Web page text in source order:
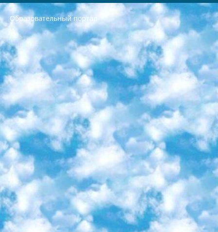
Образовательный портал
РЕСПУБЛИКА УЗБЕКИСТАН МИНИСТРЕРСТВО ДОШКОЛЬНОГО И ШКОЛЬНОГО ОБРАЗОВАНИЯ КОМАНДА в общеобразовательных учреждениях в 2023-2024 учебном году организация и проведение итоговой государственной аттестации обучающихся о Министра дошкольного и школьного образования Республики Узбекистан от 4 марта 2008 года (постановлением Минюста от 20 марта 2008 года № 1778 государственной регистрации) «Итоговое состояние учащихся общего среднего образования на основании положения об утверждении положения об аттестации общего среднего образования выпускной экзамен студентов в образовательных учреждениях в 2023-2024 учебном году В целях организации и прохождения аттестации приказываю: 1. Следующее: перечень предметов, по которым будет проводиться итоговая государственная аттестация и экзамен формы перевода согласно приложению 1; сертификаты международного образца, оценивающие уровень владения иностранными языками перечень согласно приложению 2; 2. Педагогический при специализированных образовательных учреждениях. научно-практический центр квалификации и международной оценки (Д.Давидова) 2024 г. До 25 марта: задания по предметам, по которым будет проводиться итоговая аттестация разработка и утверждение технических условий; итоговая аттестация на основании разработанного предметного задания разработка вопросов по предметам (устно и письменно), экзамен передача; общеобразовательные средние школы и специальные учебные заведения учащиеся выпускных классов школ и интернатов в агентской системе подготовка базы данных экзаменационных материалов и критериев оценки; перевод базы экзаменационных материалов на все языки обучения подать в Республиканский образовательный центр для изготовления; варианты экзаменов на основе разработанных контрольных материалов пусть будут поставлены задачи формирования. 3. Республиканский образовательный центр (Ш.Худайкулов) до 5 апреля 2024 года. до: база данных предоставленных экзаменационных материалов на все языки обучения перевод и экспертиза; для слепых, слабовидящих, глухих, слабослышащих и умственно отсталых детей учащиеся выпускных классов специализированных школ и школ-интернатов база данных экзаменационных материалов на всех преподаваемых языках подготовка критериев оценки; специализированные школы для умственно отсталых детей и технологии для учащихся выпускных классов школ-интернатов разработка соответствующих рекомендаций и критериев проведения ЕГЭ по естествознанию давать задания. 4. Педагогический при специализированных образовательных учреждениях. Научно-практический центр навыков и международной оценки (Д.Давидова), Республика образовательный центр (Худайкулов Ш.) итоговый государственный аттестационный экзамен ориентирован на творческое и логическое мышление при подготовке базы материалов учитывать введение заданий. 5. Следует отметить, что: сертификат государственного образца о знании общеобразовательного предмета и как минимум национальный уровень B1 по предметам на иностранных языках, указанным в Приложении 2. или международно признанный сертификат эквивалентного уровня студенты, изучающие определенный предмет, освобождаются от экзамена; по соответствующим предметам запланирована итоговая государственная аттестация за день до дня, путем жеребьевки Рабочей группой (в письменной форме по предметам, проводимым в форме) из числа сформированных вариантов выбрано 2 варианта; 2 выбранных варианта экзамена анонсированы на официальном сайте министерства и все выпускники по всей стране на основе этих вариантов проводит итоговую государственную аттестацию. 6. Государственное образование учащихся средних общеобразовательных учреждений. знания в соответствии с квалификационными требованиями, которые необходимо приобрести на основании стандартов итоговый (выпускной) контроль для 9 и 11 классов в целях тестирования Экзамены (далее – экзамены) состоят из предметов, перечисленных в приложении 1. будет сделано. 7. Экзамены пройдут с 26 мая по 15 июня 2024 г. (кроме науки физического воспитания). 8. Физическая для учащихся 9 классов общесредних образовательных учреждений. Экзамены по предмету «Образование, квалификация медицина» 1-6 мая 2024 года. сотрудники перевести под присмотр (с отклонениями в физическом или умственном развитии) специализированная школа для детей, школы-интернаты и со сколиозом школы-интернаты санаторного типа для больных детей исключены). 9. Он был слепым, слабовидящим и имел нарушения опорно-двигательного аппарата. экзамены в специализированных школах и интернатах для детей должны проводиться исходя из требований, предъявляемых к общеобразовательным учреждениям (физкультура кроме науки). 10. Специализированная школа для глухих и слабослышащих детей. и экзамены в интернатах и быть реализован в виде письменного теста по математике. 11. Специальность для умственно отсталых детей. Для 9 класса Родной язык и литературное письмо Государственный язык (язык обучения – узбекский). для неклассов) написано Математическое письмо Письменная/устная история Узбекистана Физическое воспитание практично Итоговый контроль Для 11 класса Написание родного языка и литературы (эссе) Математическое письмо Узбекский язык (обучение на узбекском языке) не посещающее общее среднее образование для учреждений)/Образовательное учреждение выбор письменный и устный Иностранный язык письменный/устный Письменная/устная история Узбекистана *По выбору студента:  Химия  Физика  Основы государственного права  География 10 бесплатных образовательных ресурсов - Мы составили подборку онлайн-проектов с интерактивными упражнениями, видеолекциями и статьями. Они помогут вам обрести новые и освежить старые знания бесплатно. 1. «ИНТУИТ» Старейшая образовательная площадка Рунета. Здесь вы найдёте сотни текстовых и видеокурсов на десятки различных тем — от программирования до психологии. Многие курсы подготовлены российскими университетами и крупными международными компаниями вроде Intel и Microsoft. Самостоятельное обучение бесплатное, но желающие могут оплатить услуги персональных наставников. 2. «Смартия» знакомит с актуальными профессиями и подсказывает, как им обучаться. Выбрав заинтересовавшую вас специальность — SMM-специалист, фотограф, веб-дизайнер или другую, — увидите список необходимых для неё умений. Чтобы вы могли освоить их самостоятельно, для каждого умения площадка отображает подборку ссылок на учебные материалы. Хотя «Смартия» ориентируется на русскоязычную аудиторию, часть контента всё же доступна только на английском. 3. «Лекторий Физтеха» Проект Московского физико-технического института (Физтеха). С его помощью вы можете смотреть онлайн серии лекций, записанные на видео в этом вузе. В числе доступных предметов — физика, биология, химия, информационные технологии и другие. К некоторым лекциям администрация ресурса прилагает готовые конспекты, которые можно скачивать в PDF-формате. 4. ITMOcourses Онлайн-площадка Санкт-Петербургского национального исследовательского университета информационных технологий, механики и оптики (ИТМО). Ресурс предоставляет свободный доступ к курсам, разработанным в этом вузе. Каталог материалов разбит на четыре категории: «Оптические системы и технологии», «Приборостроение и робототехника», «Информационные технологии» и «Биотехнологии». Курсы состоят из видеолекций, интерактивных демонстраций и заданий. 5. «КиберЛенинка» Электронная научная библиотека открытого доступа. Каталог площадки регулярно обрастает текстами статей из различных научных изданий. Сгруппированные по журналам и рубрикам публикации можно читать онлайн или скачивать целиком в PDF-формате. Проект нацелен на популяризацию науки за счёт открытого доступа к качественной информации. 6. «ПостНаука» На этом ресурсе публикуют подборки видеолекций, составленные экспертами из разных отраслей и объединённые общими темами. Среди них, к примеру, есть серии «Биоинформатика и геномика», «Культура средневековой Скандинавии» и Cinema Studies о теории кино. Каждая подборка лекций — логически связанная история, рассказанная экспертом от первого лица. Кроме того, на сайте появляются научно-образовательные статьи и тесты на разные темы. 7. «Newочём» Команда проекта «Newочём» отбирает самые интересные тексты из англоязычных СМИ и переводит те из них, за которые голосуют участники сообщества «ВКонтакте». По большей части это научно-популярные статьи. Редакторы придумывают лишь заголовки, в остальном содержание переводов соответствует оригиналам. Полные тексты можно читать прямо в социальной сети. 8. InternetUrok Онлайн-база материалов по основным дисциплинам школьной программы. Информация на сайте структурирована по классам, предметам и темам (урокам). Каждый урок состоит из видеолекций и конспектов. Есть также интерактивные тренажёры и тесты для закрепления пройденного материала. Даже если вы давно окончили школу, возможность повторить программу старших классов всегда может пригодиться. 9. Edutainme Ещё один ресурс об образовании. В отличие от Newtonew, как мне кажется, Edutainme больше ориентируется на представителей индустрии: педагогов, предпринимателей, разработчиков образовательных проектов. Но и любой, кто просто стремится к саморазвитию, найдёт на сайте много полезного и интересного для себя. Например, информацию о новых курсах и образовательных сервисах. 10. Newtonew Онлайн-медиа об образовании и обучении в широком смысле. Авторы Newtonew пишут об инструментах, заведениях, тактиках и стратегиях, которые помогают учить других и получать новые знания самостоятельно. На этой площадке вы найдёте новости, обзоры, аналитические мат